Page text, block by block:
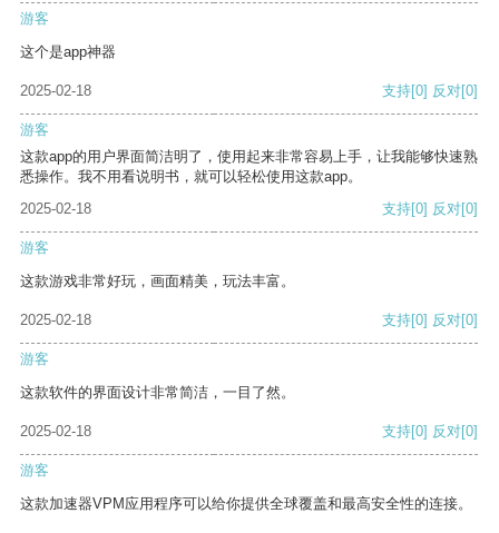
游客
这个是app神器
2025-02-18 支持[0] 反对[0]
游客
这款app的用户界面简洁明了，使用起来非常容易上手，让我能够快速熟
悉操作。我不用看说明书，就可以轻松使用这款app。
2025-02-18
支持[0] 反对[0]
游客
这款游戏非常好玩，画面精美，玩法丰富。
2025-02-18 支持[0] 反对[0]
游客
这款软件的界面设计非常简洁，一目了然。
2025-02-18 支持[0] 反对[0]
游客
这款加速器VPM应用程序可以给你提供全球覆盖和最高安全性的连接。